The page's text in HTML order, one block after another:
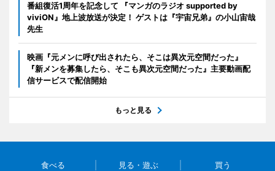
番組復活1周年を記念して 『マンガのラジオ supported by
viviON』地上波放送が決定！ ゲストは『宇宙兄弟』の小山宙哉
先生
映画『元メンに呼び出されたら、そこは異次元空間だった』
『新メンを募集したら、そこも異次元空間だった』主要動画配
信サービスで配信開始
もっと見る
食べる 見る・遊ぶ 買う